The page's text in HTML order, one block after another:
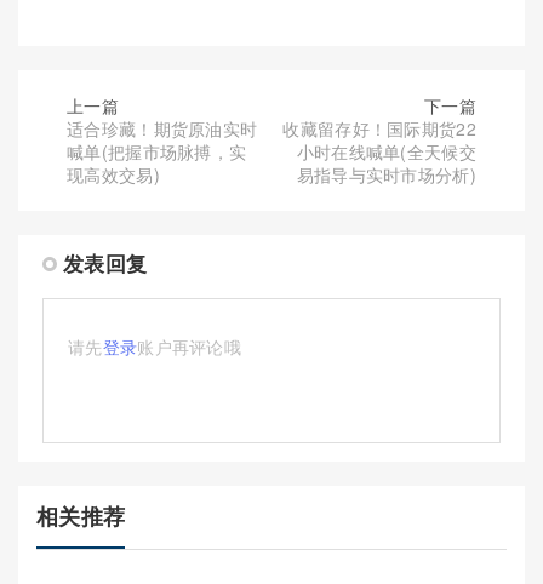
上一篇
适合珍藏！期货原油实时
喊单(把握市场脉搏，实
现高效交易)
下一篇
收藏留存好！国际期货22
小时在线喊单(全天候交
易指导与实时市场分析)
发表回复
请先登录账户再评论哦
相关推荐